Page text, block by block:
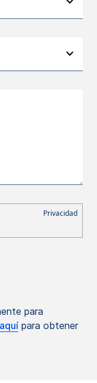
para
aquí para obtener